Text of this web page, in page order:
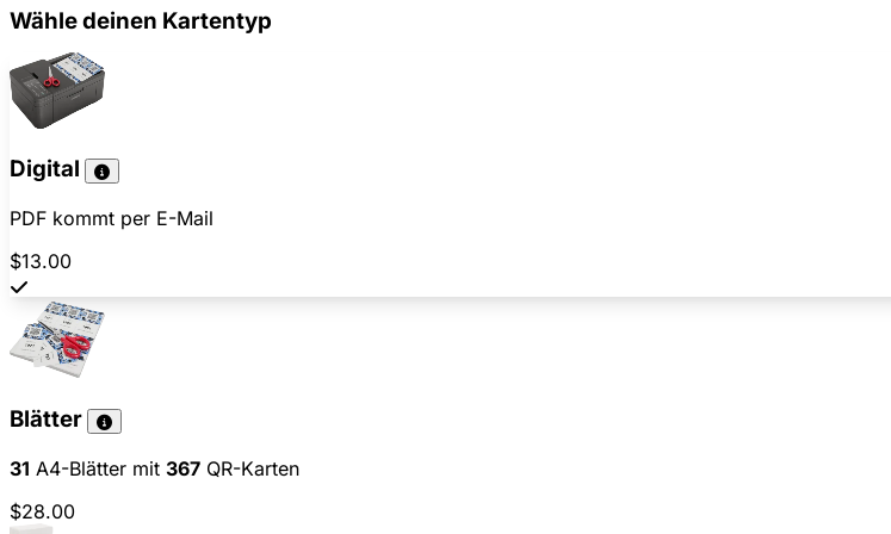
Wähle deinen Kartentyp
Digital
PDF kommt per E-Mail
$13.00
Blätter
31 A4-Blätter mit 367 QR-Karten
$28.00